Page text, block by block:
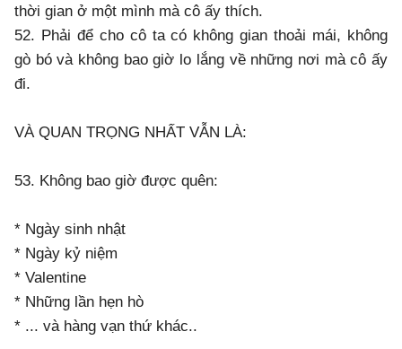
thời gian ở một mình mà cô ấy thích.
52. Phải để cho cô ta có không gian thoải mái, không
gò bó và không bao giờ lo lắng về những nơi mà cô ấy
đi.
VÀ QUAN TRỌNG NHẤT VẪN LÀ:
53. Không bao giờ được quên:
* Ngày sinh nhật
* Ngày kỷ niệm
* Valentine
* Những lần hẹn hò
* ... và hàng vạn thứ khác..